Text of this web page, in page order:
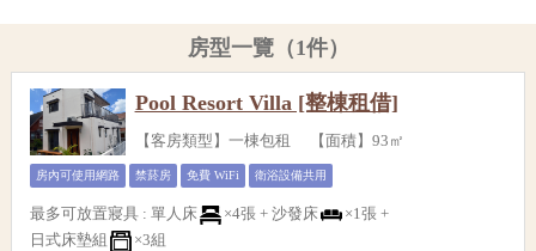
房型一覽（1件）
Pool Resort Villa [整棟租借]
【客房類型】一棟包租 【面積】93㎡
房內可使用網路 禁菸房 免費 WiFi 衛浴設備共用
最多可放置寢具 : 單人床 ×4張 + 沙發床
×1張 +
日式床墊組
×3組